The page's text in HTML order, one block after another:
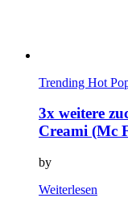
Trending Hot
3x weitere
Creami (Mc
by
Weiterlesen